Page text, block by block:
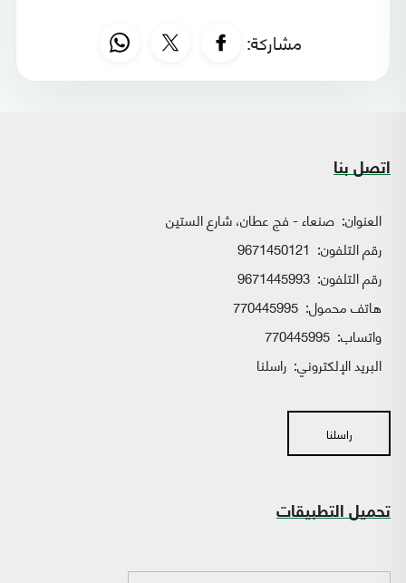
مشاركة:
اتصل بنا
العنوان: صنعاء - فج عطان، شارع الستين
رقم التلفون: 9671450121
رقم التلفون: 9671445993
هاتف محمول: 770445995
واتساب:
البريد الإلكتروني: راسلنا
راسلنا
تحميل التطبيقات